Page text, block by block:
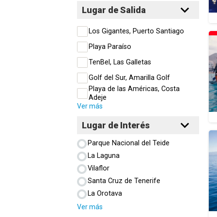
Lugar de Salida
Los Gigantes, Puerto Santiago
Playa Paraíso
TenBel, Las Galletas
Golf del Sur, Amarilla Golf
Playa de las Américas, Costa
Adeje
Ver más
Lugar de Interés
Parque Nacional del Teide
La Laguna
Vilaflor
Santa Cruz de Tenerife
La Orotava
Ver más